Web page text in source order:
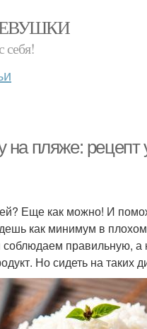
себя!
на пляже: рецепт
Еще как можно! И
как минимум в
правильную,
Но сидеть на таких